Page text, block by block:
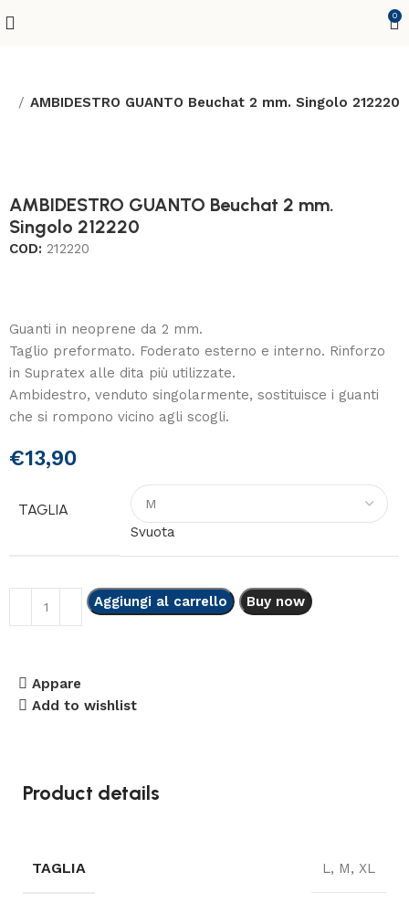
0
AMBIDESTRO GUANTO Beuchat 2 mm. Singolo 212220
AMBIDESTRO GUANTO Beuchat 2 mm.
Singolo 212220
COD:212220
Guanti in neoprene da 2 mm.
Taglio preformato. Foderato esterno e interno. Rinforzo
in Supratex alle dita più utilizzate.
Ambidestro, venduto singolarmente, sostituisce i guanti
che si rompono vicino agli scogli.
€13,90
TAGLIA
Svuota
Aggiungi al carrello Buy now
Appare
Add to wishlist
Product details
TAGLIA L, M, XL